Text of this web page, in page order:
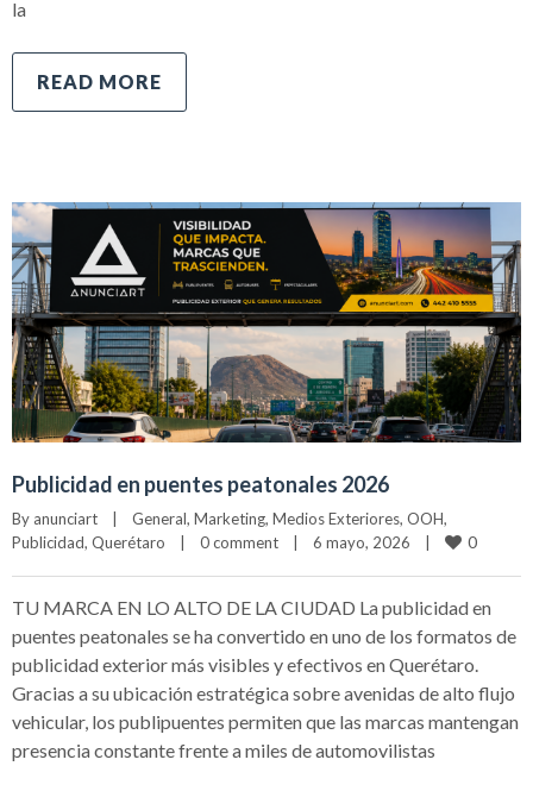
la
READ MORE
Publicidad en puentes peatonales 2026
By anunciart General, Marketing, Medios Exteriores, OOH
Publicidad, Querétaro 0 comment 6 mayo, 2026 0
TU MARCA EN LO ALTO DE LA CIUDAD La publicidad en
puentes peatonales se ha convertido en uno de los formatos de
publicidad exterior más visibles y efectivos en Querétaro.
Gracias a su ubicación estratégica sobre avenidas de alto flujo
vehicular, los publipuentes permiten que las marcas mantengan
presencia constante frente a miles de automovilistas